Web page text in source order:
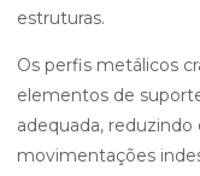
estruturas.
Os perfis metálicos
elementos de
adequada,
movimentações